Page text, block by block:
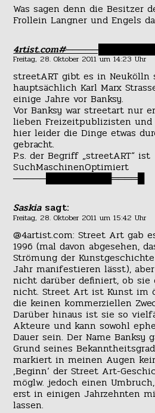
Was sagen denn die Besitzer
Frollein Langner und Engels
Freitag, 28. Oktober 2011 um 14:23 Uhr
streetART gibt es in Neukölln
hauptsächlich Karl Marx
einige Jahre vor Banksy.
Vor Banksy war streetart nur
lieben Freizeitpublizisten und
hier leider die Dinge etwas
gebracht.
P.s. der Begriff „streetART“ ist
SuchMaschinenOptimiert
─────██████████════█
Saskia sagt:
Freitag, 28. Oktober 2011 um 15:42 Uhr
@4artist.com: Street Art gab
1996 (mal davon abgesehen,
Strömung der
Jahr manifestieren lässt),
nicht darüber definiert, ob
nicht. Street Art ist Kunst im
die keinen kommerziellen
Darüber hinaus ist sie so
Akteure und kann sowohl
Dauer sein. Der Name
Grund seines
markiert in meinen Augen
‚Beginn‘ der Street Art-
möglw. jedoch einen
erst in einigen Jahrzehnten
lassen.